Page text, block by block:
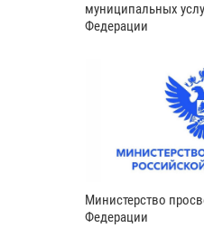
муниципальных
Федерации
Министерство
Федерации